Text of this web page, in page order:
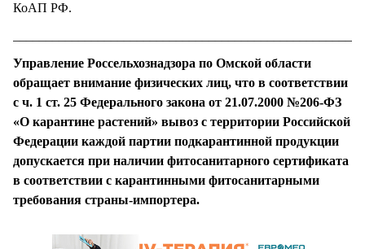
КоАП РФ.
Управление Россельхознадзора по Омской области
обращает внимание физических лиц, что в соответствии
с ч. 1 ст. 25 Федерального закона от 21.07.2000 №206-ФЗ
«О карантине растений» вывоз с территории Российской
Федерации каждой партии подкарантинной продукции
допускается при наличии фитосанитарного сертификата
в соответствии с карантинными фитосанитарными
требования страны-импортера.